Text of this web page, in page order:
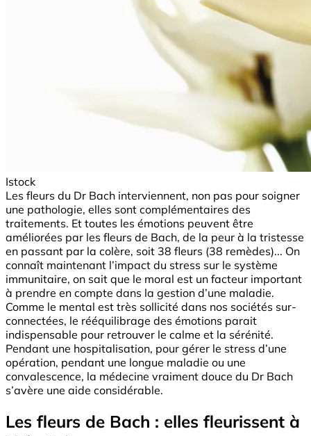
Istock
Les fleurs du Dr Bach interviennent, non pas pour soigner
une pathologie, elles sont complémentaires des
traitements. Et toutes les émotions peuvent être
améliorées par les fleurs de Bach, de la peur à la tristesse
en passant par la colère, soit 38 fleurs (38 remèdes)... On
connaît maintenant l’impact du stress sur le système
immunitaire, on sait que le moral est un facteur important
à prendre en compte dans la gestion d’une maladie.
Comme le mental est très sollicité dans nos sociétés sur-
connectées, le rééquilibrage des émotions parait
indispensable pour retrouver le calme et la sérénité.
Pendant une hospitalisation, pour gérer le stress d’une
opération, pendant une longue maladie ou une
convalescence, la médecine vraiment douce du Dr Bach
s’avère une aide considérable.
Les fleurs de Bach : elles fleurissent à